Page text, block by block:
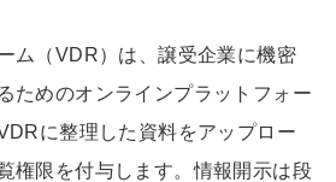
ム（VDR）は、譲受企業に機密
ためのオンラインプラットフォー
に整理した資料をアップロー
権限を付与します。情報開示は段